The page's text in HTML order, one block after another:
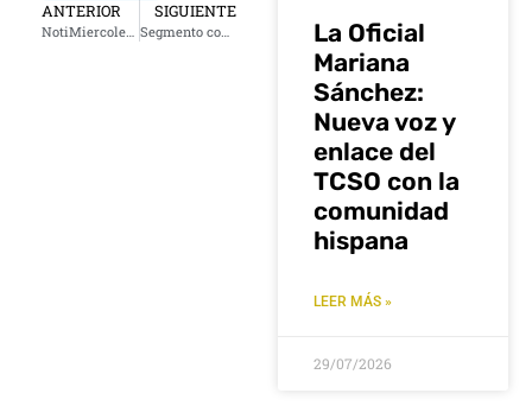
ANTERIOR
NotiMiercoles4Febrero2026
SIGUIENTE
Segmento con la abogada Lorena Rivas: Viernes 06 de febrero de 2026
La Oficial
Mariana
Sánchez:
Nueva voz y
enlace del
TCSO con la
comunidad
hispana
LEER MÁS »
29/07/2026